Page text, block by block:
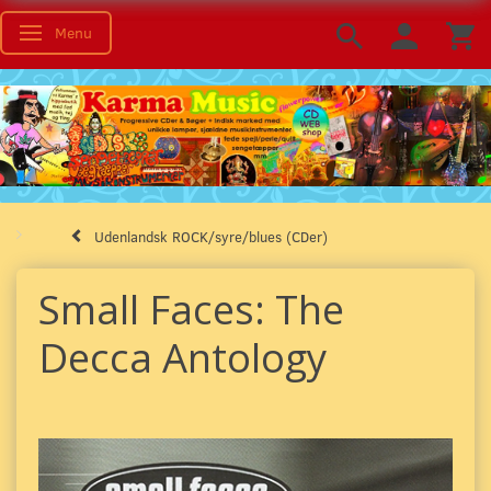
Skifte navigation
Menu
Udenlandsk ROCK/syre/blues (CDer)
Small Faces: The
Decca Antology